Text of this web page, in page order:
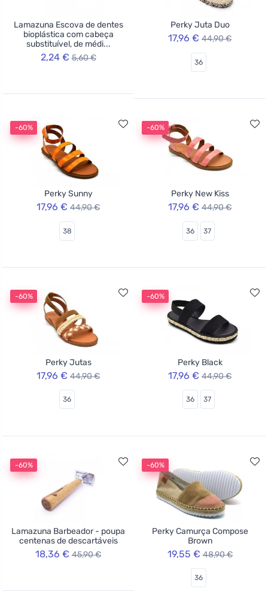
Lamazuna Escova de dentes
bioplástica com cabeça
substituível, de médi...
2,24 € 5,60 €
Perky Juta Duo
17,96 € 44,90 €
36
-60%
Perky Sunny
17,96 € 44,90 €
38
-60%
Perky New Kiss
17,96 € 44,90 €
36 37
-60%
Perky Jutas
17,96 € 44,90 €
36
-60%
Perky Black
17,96 € 44,90 €
36 37
-60%
Lamazuna Barbeador - poupa
centenas de descartáveis
18,36 € 45,90 €
-60%
Perky Camurça Compose
Brown
19,55 € 48,90 €
36